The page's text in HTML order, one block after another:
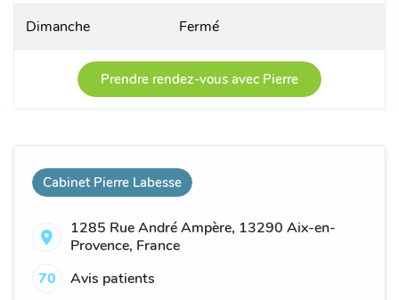
Cabinet Pierre Labesse
1285 Rue André Ampère, 13290 Aix-en-
Provence, France
70
Avis patients
Dimanche Fermé
Prendre rendez-vous avec Pierre